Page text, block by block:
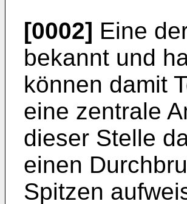
[0002] Eine
bekannt und
können damit
eine zentrale
dieser Stelle
einen
Spitzen